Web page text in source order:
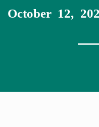
October 12,